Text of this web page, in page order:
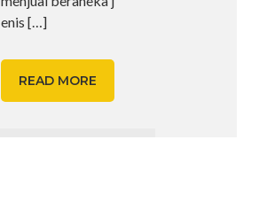
enis […]
READ MORE